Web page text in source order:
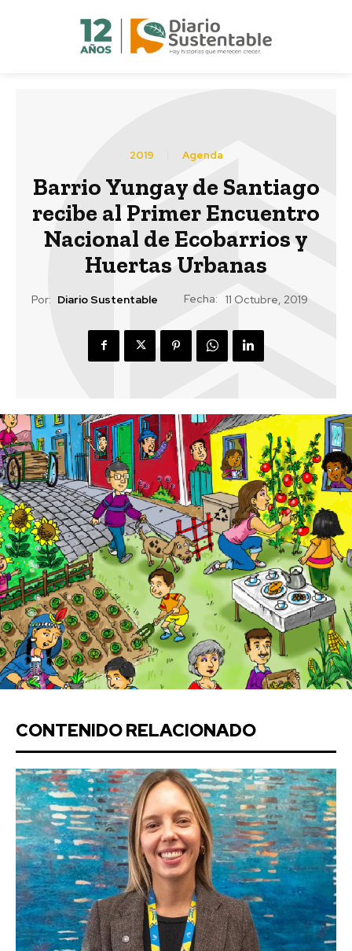
2019 Agenda
Barrio Yungay de Santiago
recibe al Primer Encuentro
Nacional de Ecobarrios y
Huertas Urbanas
Por: Diario Sustentable Fecha: 11 Octubre, 2019
CONTENIDO RELACIONADO